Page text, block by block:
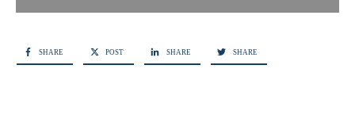
SHARE POST SHARE SHARE